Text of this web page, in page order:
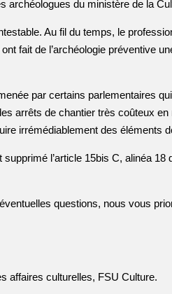
archéologues du ministère de la
Au fil du temps, le
fait de l’archéologie préventive
par certains parlementaires
arrêts de chantier très coûteux en
irrémédiablement des éléments
l’article 15bis C, alinéa
questions, nous vous
affaires culturelles, FSU Culture.